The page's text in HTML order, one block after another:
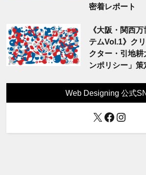
密着レポート
《大阪・関西
テムVol.1》ク
クター・引地耕
ンポリシー」策
Web Designing 公式
X